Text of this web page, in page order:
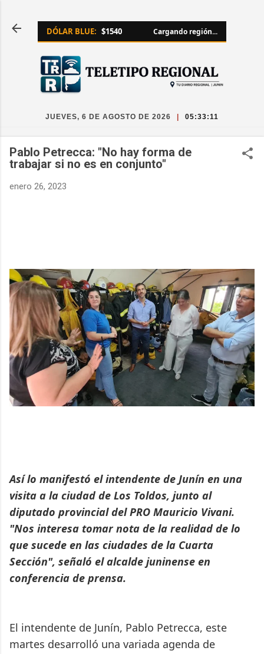
DÓLAR BLUE: $1540 Cargando región...
JUEVES, 6 DE AGOSTO DE 2026 05:33:11
Pablo Petrecca: "No hay forma de
trabajar si no es en conjunto"
enero 26, 2023
Así lo manifestó el intendente de Junín en una
visita a la ciudad de Los Toldos, junto al
diputado provincial del PRO Mauricio Vivani.
"Nos interesa tomar nota de la realidad de lo
que sucede en las ciudades de la Cuarta
Sección", señaló el alcalde juninense en
conferencia de prensa.
El intendente de Junín, Pablo Petrecca, este
martes desarrolló una variada agenda de